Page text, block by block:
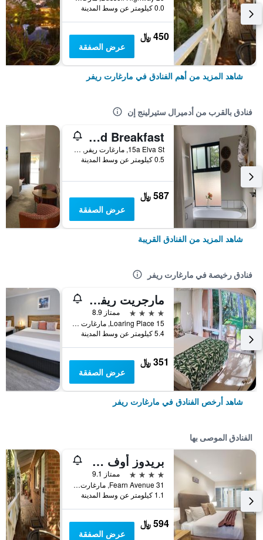
0.0 كيلومتر عن وسط المدينة
450 ﷼
عرض الصفقة
شاهد المزيد من أهم الفنادق في مارغارت ريفر
فنادق بالقرب من أدميرال ستيرلينج إن
Forest Retreat Bed And Breakfast
15a Elva St, مارغارت ريفر, WA, أستراليا
0.5 كيلومتر عن وسط المدينة
587 ﷼
عرض الصفقة
شاهد المزيد من الفنادق القريبة
فنادق رخيصة في مارغارت ريفر
مارجريت ريفر بيد آند بريكفاست
4 نجوم
ممتاز 8.9
15 Loaring Place, مارغارت ريفر, WA, أستراليا
5.4 كيلومتر عن وسط المدينة
351 ﷼
عرض الصفقة
شاهد أرخص الفنادق في مارغارت ريفر
الفنادق الموصى بها
بريدوز أوف مارجريت ريفر
4 نجوم
ممتاز 9.1
31 Fearn Avenue, مارغارت ريفر, WA, أستراليا
1.1 كيلومتر عن وسط المدينة
594 ﷼
عرض الصفقة